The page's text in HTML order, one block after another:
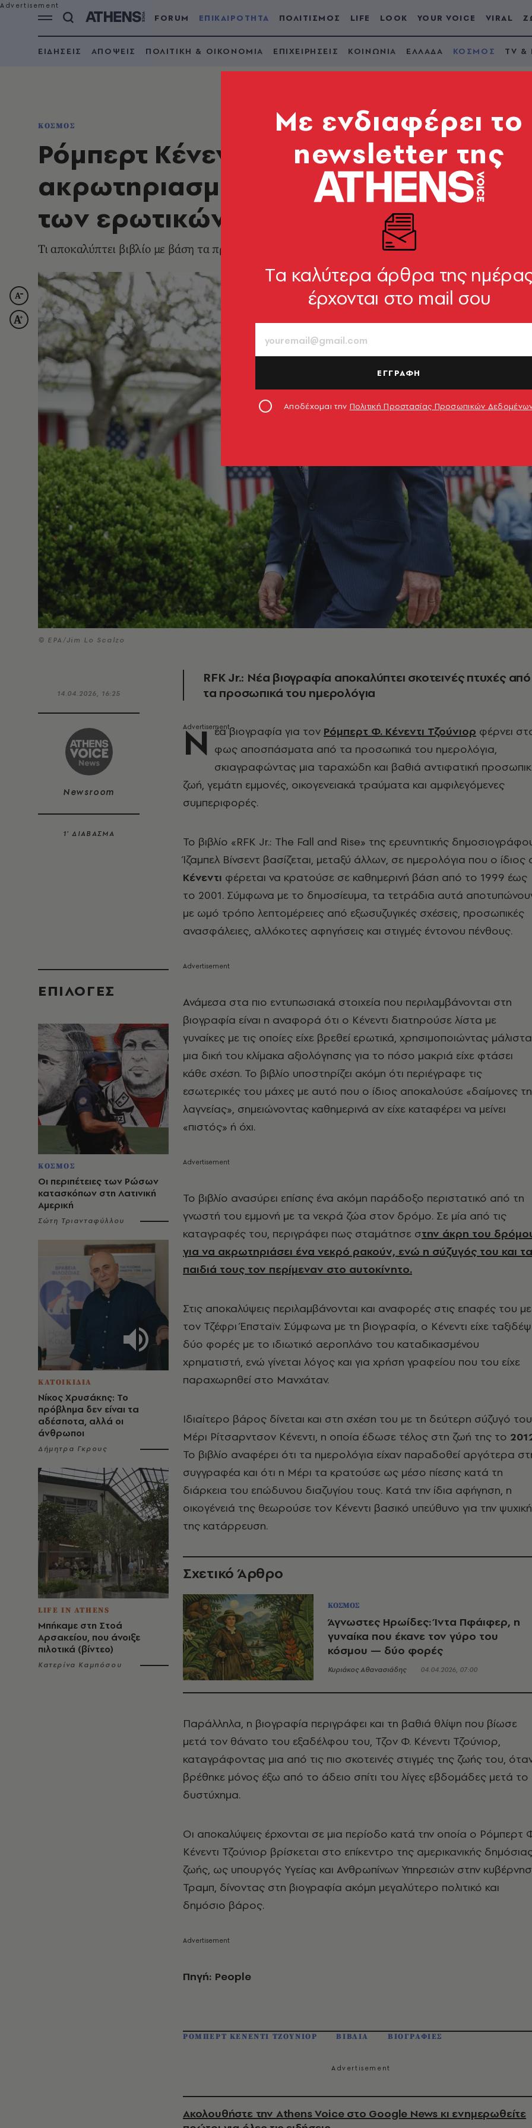
FORUM ΕΠΙΚΑΙΡΟΤΗΤΑ ΠΟΛΙΤΙΣΜΟΣ LIFE LOOK YOUR VOICE VIRAL
ΕΙΔΗΣΕΙΣ ΑΠΟΨΕΙΣ ΠΟΛΙΤΙΚΗ & ΟΙΚΟΝΟΜΙΑ ΕΠΙΧΕΙΡΗΣΕΙΣ ΚΟΙΝΩΝΙΑ ΕΛΛΑΔΑ ΚΟΣΜΟΣ TV &
ΚΟΣΜΟΣ
Ρόμπερτ Κένεντι Τζούνιορ: Το
ακρωτηριασμένο ρακούν και...η
των ερωτικών του κατακτήσεων
Τι αποκαλύπτει βιβλίο με βάση τα προσωπικά του ημερολόγια
© EPA/Jim Lo Scalzo
14.04.2026, 16:25
Newsroom
1’ ΔΙΑΒΑΣΜΑ
EΠΙΛΟΓΈΣ
ΚΟΣΜΟΣ
Οι περιπέτειες των Ρώσων
κατασκόπων στη Λατινική
Αμερική
Σώτη Τριανταφύλλου
ΚΑΤΟΙΚΙΔΙΑ
Νίκος Χρυσάκης: Το
πρόβλημα δεν είναι τα
αδέσποτα, αλλά οι
άνθρωποι
Δήμητρα Γκρους
LIFE IN ATHENS
Μπήκαμε στη Στοά
Αρσακείου, που άνοιξε
πιλοτικά (βίντεο)
Κατερίνα Καμπόσου
RFK Jr.: Νέα βιογραφία αποκαλύπτει σκοτεινές πτυχές από
τα προσωπικά του ημερολόγια
Ν έα βιογραφία για τον Ρόμπερτ Φ. Κένεντι Τζούνιορ φέρνει
φως αποσπάσματα από τα προσωπικά του ημερολόγια,
σκιαγραφώντας μια ταραχώδη και βαθιά αντιφατική
ζωή, γεμάτη εμμονές, οικογενειακά τραύματα και αμφιλεγόμενες
συμπεριφορές.
Το βιβλίο «RFK Jr.: The Fall and Rise» της ερευνητικής
Ίζαμπελ Βίνσεντ βασίζεται, μεταξύ άλλων, σε ημερολόγια που ο ίδιος
Κένεντι φέρεται να κρατούσε σε καθημερινή βάση από το 1999 έως
το 2001. Σύμφωνα με το δημοσίευμα, τα τετράδια αυτά
με ωμό τρόπο λεπτομέρειες από εξωσυζυγικές σχέσεις, προσωπικές
ανασφάλειες, αλλόκοτες αφηγήσεις και στιγμές έντονου πένθους.
Ανάμεσα στα πιο εντυπωσιακά στοιχεία που περιλαμβάνονται στη
βιογραφία είναι η αναφορά ότι ο Κένεντι διατηρούσε λίστα με
γυναίκες με τις οποίες είχε βρεθεί ερωτικά, χρησιμοποιώντας μάλιστα
μια δική του κλίμακα αξιολόγησης για το πόσο μακριά είχε φτάσει
κάθε σχέση. Το βιβλίο υποστηρίζει ακόμη ότι περιέγραφε τις
εσωτερικές του μάχες με αυτό που ο ίδιος αποκαλούσε «δαίμονες
λαγνείας», σημειώνοντας καθημερινά αν είχε καταφέρει να μείνει
«πιστός» ή όχι.
Το βιβλίο ανασύρει επίσης ένα ακόμη παράδοξο περιστατικό από τη
γνωστή του εμμονή με τα νεκρά ζώα στον δρόμο. Σε μία από τις
καταγραφές του, περιγράφει πως σταμάτησε στην άκρη του
για να ακρωτηριάσει ένα νεκρό ρακούν, ενώ η σύζυγός του και τα
παιδιά τους τον περίμεναν στο αυτοκίνητο.
Στις αποκαλύψεις περιλαμβάνονται και αναφορές στις επαφές του με
τον Τζέφρι Έπσταϊν. Σύμφωνα με τη βιογραφία, ο Κένεντι είχε
δύο φορές με το ιδιωτικό αεροπλάνο του καταδικασμένου
χρηματιστή, ενώ γίνεται λόγος και για χρήση γραφείου που του είχε
παραχωρηθεί στο Μανχάταν.
Ιδιαίτερο βάρος δίνεται και στη σχέση του με τη δεύτερη σύζυγό
Μέρι Ρίτσαρντσον Κένεντι, η οποία έδωσε τέλος στη ζωή της το
Το βιβλίο αναφέρει ότι τα ημερολόγια είχαν παραδοθεί αργότερα
συγγραφέα και ότι η Μέρι τα κρατούσε ως μέσο πίεσης κατά τη
διάρκεια του επώδυνου διαζυγίου τους. Κατά την ίδια αφήγηση, η
οικογένειά της θεωρούσε τον Κένεντι βασικό υπεύθυνο για την ψυχική
της κατάρρευση.
Σχετικό Άρθρο
ΚΟΣΜΟΣ
Άγνωστες Ηρωίδες: Ίντα Πφάιφερ, η
γυναίκα που έκανε τον γύρο του
κόσμου — δύο φορές
Κυριάκος Αθανασιάδης 04.04.2026, 07:00
Παράλληλα, η βιογραφία περιγράφει και τη βαθιά θλίψη που βίωσε
μετά τον θάνατο του εξαδέλφου του, Τζον Φ. Κένεντι Τζούνιορ,
καταγράφοντας μια από τις πιο σκοτεινές στιγμές της ζωής του,
βρέθηκε μόνος έξω από το άδειο σπίτι του λίγες εβδομάδες μετά το
δυστύχημα.
Οι αποκαλύψεις έρχονται σε μια περίοδο κατά την οποία ο Ρόμπερτ
Κένεντι Τζούνιορ βρίσκεται στο επίκεντρο της αμερικανικής
ζωής, ως υπουργός Υγείας και Ανθρωπίνων Υπηρεσιών στην
Τραμπ, δίνοντας στη βιογραφία ακόμη μεγαλύτερο πολιτικό και
δημόσιο βάρος.
Πηγή: People
ΡΟΜΠΕΡΤ ΚΕΝΕΝΤΙ ΤΖΟΥΝΙΟΡ ΒΙΒΛΙΑ ΒΙΟΓΡΑΦΙΕΣ
Ακολουθήστε την Athens Voice στο Google News κι ενημερωθείτε
Mε ενδιαφέρει το
newsletter της
Tα καλύτερα άρθρα της
έρχονται στο mail σου
ΕΓΓΡΑΦΗ
Αποδέχομαι την Πολιτική Προστασίας Προσωπικών